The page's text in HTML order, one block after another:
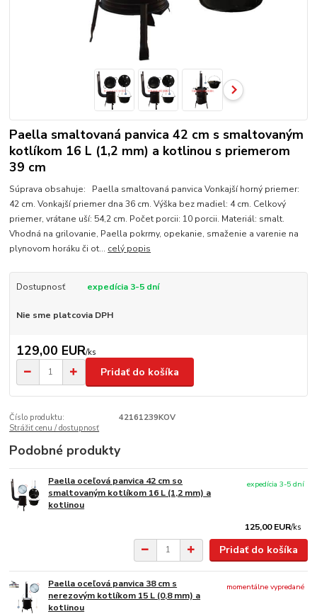
Paella smaltovaná panvica 42 cm s smaltovaným
kotlíkom 16 L (1,2 mm) a kotlinou s priemerom
39 cm
Súprava obsahuje: Paella smaltovaná panvica Vonkajší horný priemer:
42 cm. Vonkajší priemer dna 36 cm. Výška bez madiel: 4 cm. Celkový
priemer, vrátane uší: 54,2 cm. Počet porcii: 10 porcii. Materiál: smalt.
Vhodná na grilovanie, Paella pokrmy, opekanie, smaženie a varenie na
plynovom horáku či ot... celý popis
Dostupnosť expedícia 3-5 dní
Nie sme platcovia DPH
129,00 EUR/ks
Pridať do košíka
Číslo produktu:
42161239KOV
Strážiť cenu / dostupnosť
Podobné produkty
Paella oceľová panvica 42 cm so
smaltovaným kotlíkom 16 L (1,2 mm) a
kotlinou
125,00 EUR/ks
expedícia 3-5 dní
Pridať do košíka
Paella oceľová panvica 38 cm s
nerezovým kotlíkom 15 L (0,8 mm) a
kotlinou
momentálne vypredané